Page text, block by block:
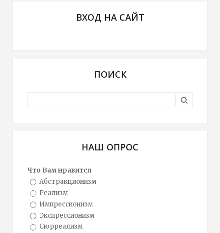
ВХОД НА САЙТ
ПОИСК
НАШ ОПРОС
Что Вам нравится
Абстракционизм
Реализм
Импрессионизм
Экспрессионизм
Сюрреализм